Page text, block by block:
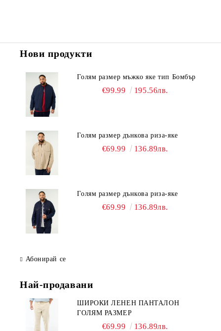
Нови продукти
Голям размер мъжко яке тип Бомбър
€99.99 195.56лв.
Голям размер дънкова риза-яке
€69.99 136.89лв.
Голям размер дънкова риза-яке
€69.99 136.89лв.
Абонирай се
Най-продавани
ШИРОКИ ЛЕНЕН ПАНТАЛОН
ГОЛЯМ РАЗМЕР
€69.99 136.89лв.